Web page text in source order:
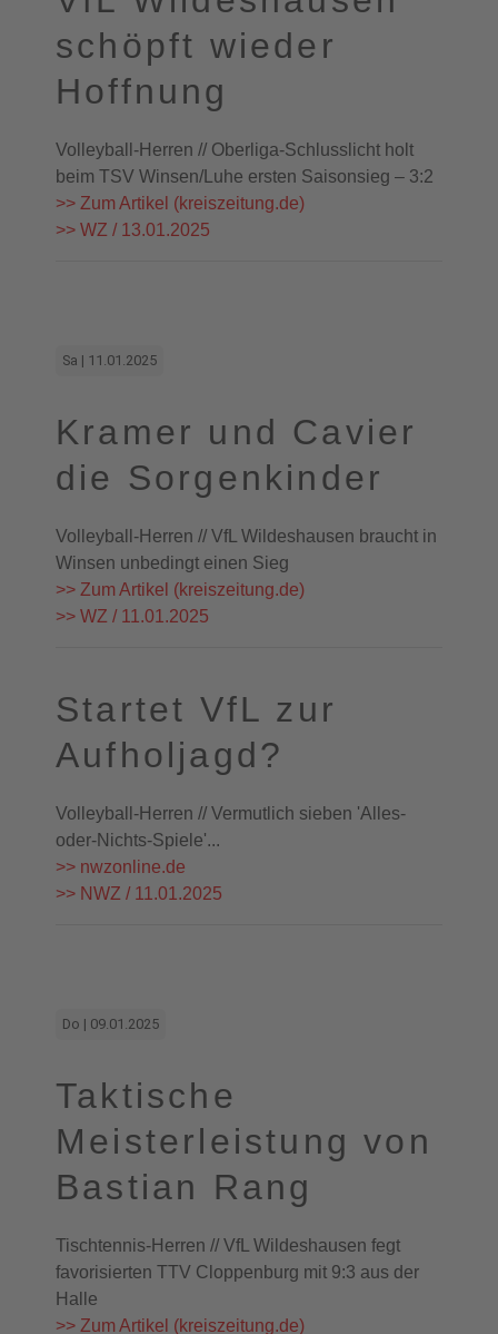
schöpft wieder
Hoffnung
Volleyball-Herren // Oberliga-Schlusslicht holt
beim TSV Winsen/Luhe ersten Saisonsieg – 3:2
>> Zum Artikel (kreiszeitung.de)
>> WZ / 13.01.2025
Sa | 11.01.2025
Kramer und Cavier
die Sorgenkinder
Volleyball-Herren // VfL Wildeshausen braucht in
Winsen unbedingt einen Sieg
>> Zum Artikel (kreiszeitung.de)
>> WZ / 11.01.2025
Startet VfL zur
Aufholjagd?
Volleyball-Herren // Vermutlich sieben 'Alles-
oder-Nichts-Spiele'...
>> nwzonline.de
>> NWZ / 11.01.2025
Do | 09.01.2025
Taktische
Meisterleistung von
Bastian Rang
Tischtennis-Herren // VfL Wildeshausen fegt
favorisierten TTV Cloppenburg mit 9:3 aus der
Halle
>> Zum Artikel (kreiszeitung.de)